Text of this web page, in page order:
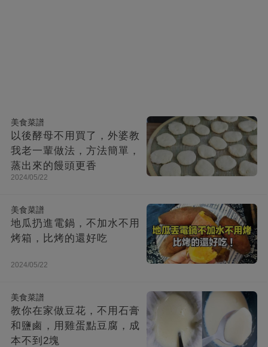
美食菜譜
以後酵母不用買了，外婆教
我老一輩做法，方法簡單，
蒸出來的饅頭更香
2024/05/22
美食菜譜
地瓜扔進電鍋，不加水不用
烤箱，比烤的還好吃
2024/05/22
美食菜譜
教你在家做豆花，不用石膏
和鹽鹵，用雞蛋點豆腐，成
本不到2塊